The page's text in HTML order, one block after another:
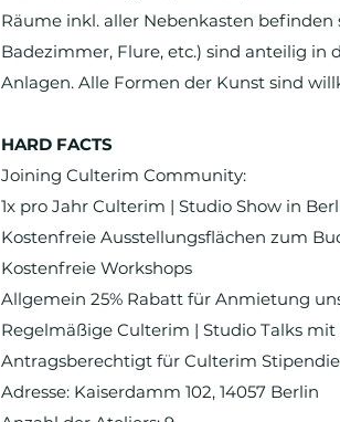
Räume inkl. aller Nebenkasten
Badezimmer, Flure, etc.) sind anteilig
Anlagen. Alle Formen der Kunst sind
HARD FACTS
Joining Culterim Community:
1x pro Jahr Culterim | Studio Show in
Kostenfreie Ausstellungsflächen zum
Kostenfreie Workshops
Allgemein 25% Rabatt für Anmietung
Regelmäßige Culterim | Studio Talks mit
Antragsberechtigt für Culterim
Adresse: Kaiserdamm 102, 14057 Berlin